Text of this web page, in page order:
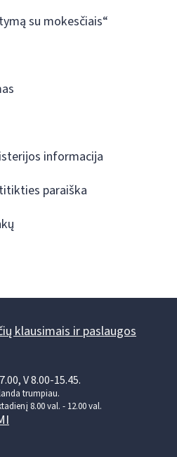
su mokesčiais“
informacija
paraiška
klausimais ir paslaugos
V 8.00-15.45.
trumpiau.
8.00 val. - 12.00 val.